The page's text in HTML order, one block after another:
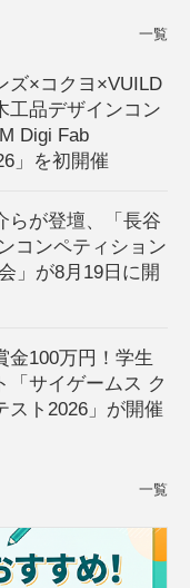
一覧
ズ×コクヨ×VUILD
工品デザインコン
Digi Fab
」を初開催
らが登壇、「長谷
コンペティション
」が8月19日に開
金100万円！学生
「サイゲームス ク
スト2026」が開催
一覧